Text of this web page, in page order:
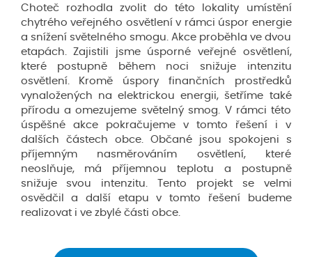
Choteč rozhodla zvolit do této lokality umístění
chytrého veřejného osvětlení v rámci úspor energie
a snížení světelného smogu. Akce proběhla ve dvou
etapách. Zajistili jsme úsporné veřejné osvětlení,
které postupně během noci snižuje intenzitu
osvětlení. Kromě úspory finančních prostředků
vynaložených na elektrickou energii, šetříme také
přírodu a omezujeme světelný smog. V rámci této
úspěšné akce pokračujeme v tomto řešení i v
dalších částech obce. Občané jsou spokojeni s
příjemným nasměrováním osvětlení, které
neoslňuje, má příjemnou teplotu a postupně
snižuje svou intenzitu. Tento projekt se velmi
osvědčil a další etapu v tomto řešení budeme
realizovat i ve zbylé části obce.